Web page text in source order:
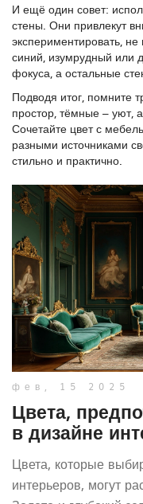
И ещё один совет:
стены. Они привлекут
экспериментировать,
синий, изумрудный или
фокуса, а остальные
Подводя итог, помните
простор, тёмные – уют,
Сочетайте цвет с
разными источниками
стильно и практично.
фев, 15 2025
Цвета,
в дизайне
Цвета, которые
интерьеров, могут